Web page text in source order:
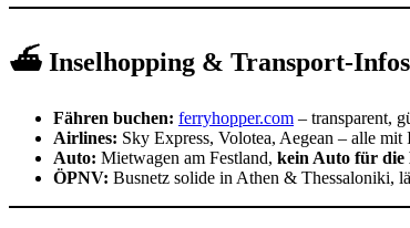
⛴️ Inselhopping & Transport-Infos
Fähren buchen: ferryhopper.com – transparent,
Airlines: Sky Express, Volotea, Aegean – alle
Auto: Mietwagen am Festland, kein Auto für die
ÖPNV: Busnetz solide in Athen & Thessaloniki,